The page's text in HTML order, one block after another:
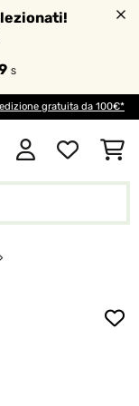
S
gratuita da 100€*